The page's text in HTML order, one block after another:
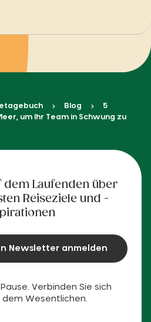
Blog
5
um Ihr Team in Schwung zu
Verbinden Sie sich
Wesentlichen.
Laufenden über
Reiseziele und -
Newsletter anmelden